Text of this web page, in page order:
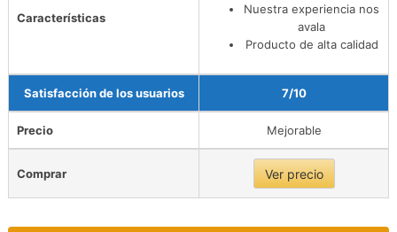
Características
Nuestra experiencia nos
avala
Producto de alta calidad
Satisfacción de los usuarios 7/10
Precio Mejorable
Comprar Ver precio